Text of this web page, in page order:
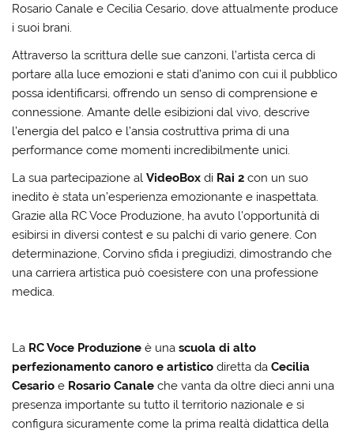
Rosario Canale e Cecilia Cesario, dove attualmente produce
i suoi brani.
Attraverso la scrittura delle sue canzoni, l’artista cerca di
portare alla luce emozioni e stati d’animo con cui il pubblico
possa identificarsi, offrendo un senso di comprensione e
connessione. Amante delle esibizioni dal vivo, descrive
l’energia del palco e l’ansia costruttiva prima di una
performance come momenti incredibilmente unici.
La sua partecipazione alVideoBox di Rai 2 con un suo
inedito è stata un’esperienza emozionante e inaspettata.
Grazie alla RC Voce Produzione, ha avuto l’opportunità di
esibirsi in diversi contest e su palchi di vario genere. Con
determinazione, Corvino sfida i pregiudizi, dimostrando che
una carriera artistica può coesistere con una professione
medica.
La RC Voce Produzioneè unascuola di alto
perfezionamento canoro e artisticodiretta daCecilia
Cesarioe Rosario Canaleche vanta da oltre dieci anni una
presenza importante su tutto il territorio nazionale e si
configura sicuramente come la prima realtà didattica della